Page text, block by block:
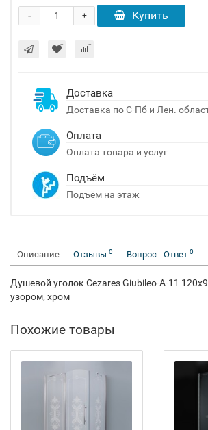
+
- Купить
Доставка
Доставка по С-Пб и Лен.
Оплата
Оплата товара и услуг
Подъём
Подъём на этаж
Описание Отзывы 0 Вопрос - Ответ 0
Душевой уголок Cezares Giubileo-A-11
узором, хром
Похожие товары